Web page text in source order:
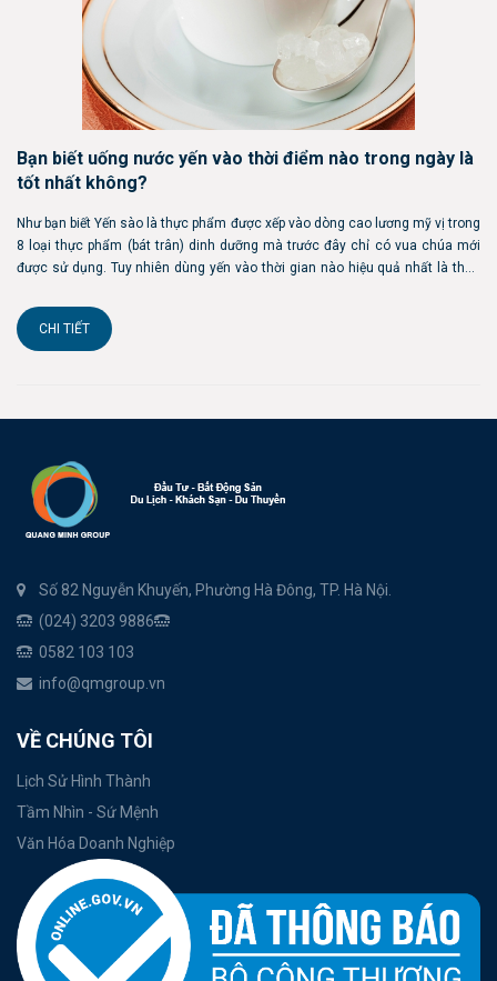
Bạn biết uống nước yến vào thời điểm nào trong ngày là
tốt nhất không?
Như bạn biết Yến sào là thực phẩm được xếp vào dòng cao lương mỹ vị trong
8 loại thực phẩm (bát trân) dinh dưỡng mà trước đây chỉ có vua chúa mới
được sử dụng. Tuy nhiên dùng yến vào thời gian nào hiệu quả nhất là thắc
CHI TIẾT
Số 82 Nguyễn Khuyến, Phường Hà Đông, TP. Hà Nội.
(024) 3203 9886
0582 103 103
info@qmgroup.vn
VỀ CHÚNG TÔI
Lịch Sử Hình Thành
Tầm Nhìn - Sứ Mệnh
Văn Hóa Doanh Nghiệp